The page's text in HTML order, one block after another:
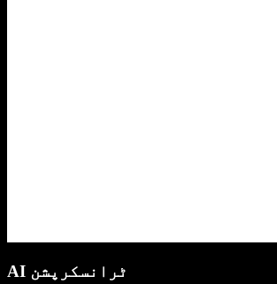
AI ٹرانسکرپشن